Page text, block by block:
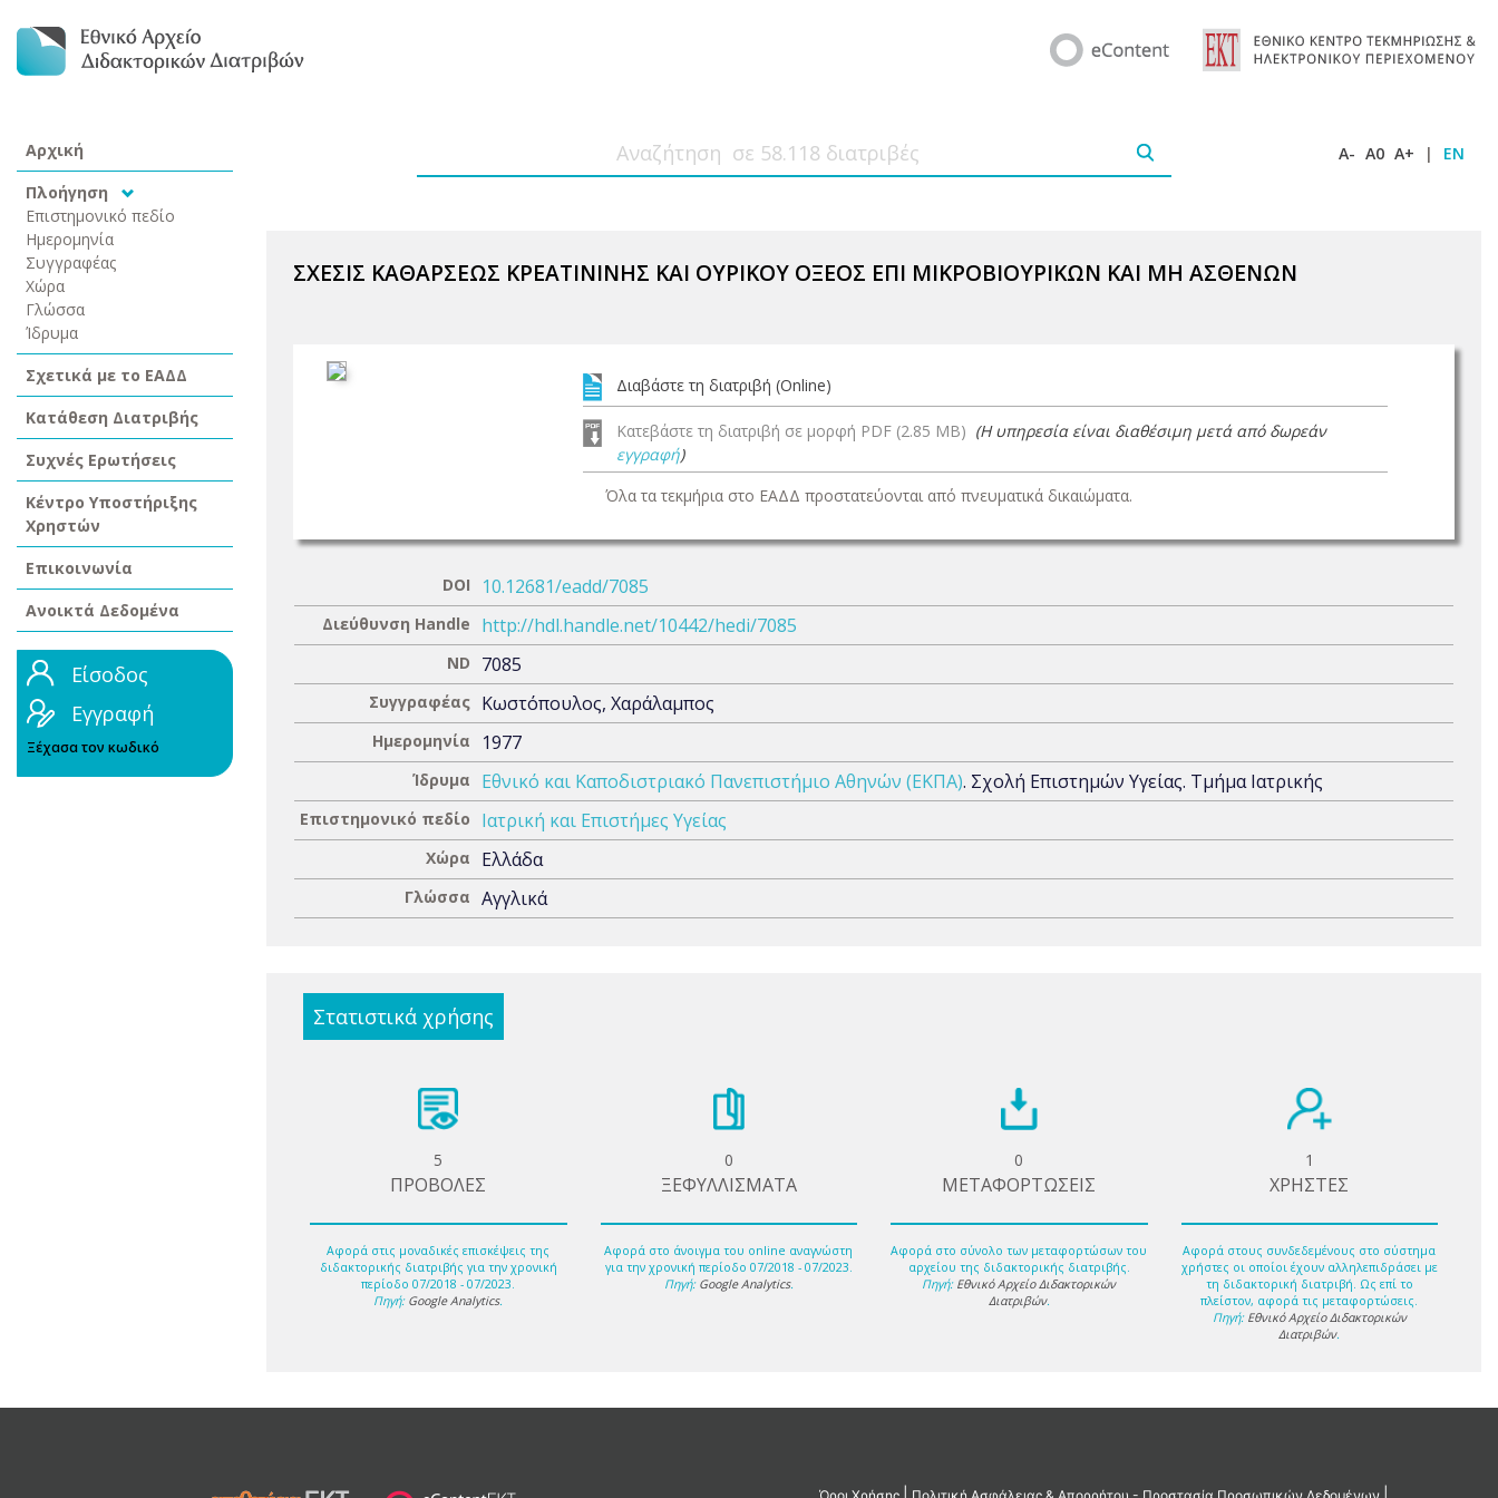
Αρχική
Πλοήγηση
Επιστημονικό πεδίο
Ημερομηνία
Συγγραφέας
Χώρα
Γλώσσα
Ίδρυμα
Σχετικά με το ΕΑΔΔ
Κατάθεση Διατριβής
Συχνές Ερωτήσεις
Κέντρο Υποστήριξης
Χρηστών
Επικοινωνία
Ανοικτά Δεδομένα
Είσοδος
Εγγραφή
Ξέχασα τον κωδικό
A- A0 A+ | EN
ΣΧΕΣΙΣ ΚΑΘΑΡΣΕΩΣ ΚΡΕΑΤΙΝΙΝΗΣ ΚΑΙ ΟΥΡΙΚΟΥ ΟΞΕΟΣ ΕΠΙ ΜΙΚΡΟΒΙΟΥΡΙΚΩΝ ΚΑΙ ΜΗ ΑΣΘΕΝΩΝ
Διαβάστε τη διατριβή (Online)
Κατεβάστε τη διατριβή σε μορφή PDF (2.85 MB) (Η υπηρεσία είναι διαθέσιμη μετά από δωρεάν
εγγραφή)
Όλα τα τεκμήρια στο ΕΑΔΔ προστατεύονται από πνευματικά δικαιώματα.
DOI 10.12681/eadd/7085
Διεύθυνση Handle http://hdl.handle.net/10442/hedi/7085
ND 7085
Συγγραφέας Κωστόπουλος, Χαράλαμπος
Ημερομηνία 1977
Ίδρυμα Εθνικό και Καποδιστριακό Πανεπιστήμιο Αθηνών (ΕΚΠΑ). Σχολή Επιστημών Υγείας. Τμήμα Ιατρικής
Επιστημονικό πεδίο Ιατρική και Επιστήμες Υγείας
Χώρα Ελλάδα
Γλώσσα Αγγλικά
Στατιστικά χρήσης
5
ΠΡΟΒΟΛΕΣ
Αφορά στις μοναδικές επισκέψεις της
διδακτορικής διατριβής για την χρονική
περίοδο 07/2018 - 07/2023.
Πηγή: Google Analytics.
0
ΞΕΦΥΛΛΙΣΜΑΤΑ
Αφορά στο άνοιγμα του online αναγνώστη
για την χρονική περίοδο 07/2018 - 07/2023.
Πηγή: Google Analytics.
0
ΜΕΤΑΦΟΡΤΩΣΕΙΣ
Αφορά στο σύνολο των μεταφορτώσων του
αρχείου της διδακτορικής διατριβής.
Πηγή: Εθνικό Αρχείο Διδακτορικών
Διατριβών.
1
ΧΡΗΣΤΕΣ
Αφορά στους συνδεδεμένους στο σύστημα
χρήστες οι οποίοι έχουν αλληλεπιδράσει με
τη διδακτορική διατριβή. Ως επί το
πλείστον, αφορά τις μεταφορτώσεις.
Πηγή: Εθνικό Αρχείο Διδακτορικών
Διατριβών.